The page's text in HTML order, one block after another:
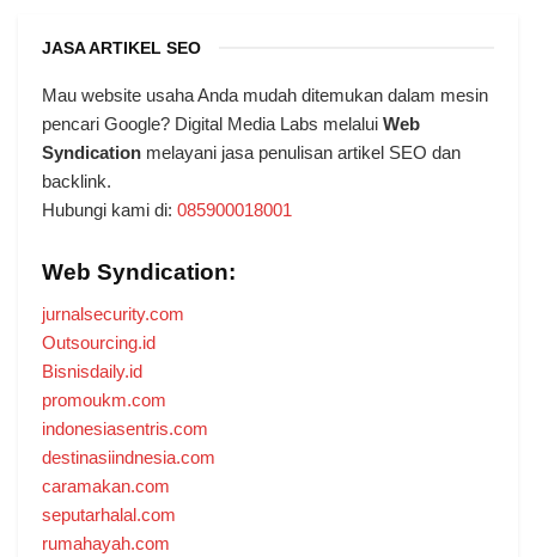
JASA ARTIKEL SEO
Mau website usaha Anda mudah ditemukan dalam mesin
pencari Google? Digital Media Labs melalui Web
Syndication melayani jasa penulisan artikel SEO dan
backlink.
Hubungi kami di: 085900018001
Web Syndication:
jurnalsecurity.com
Outsourcing.id
Bisnisdaily.id
promoukm.com
indonesiasentris.com
destinasiindnesia.com
caramakan.com
seputarhalal.com
rumahayah.com